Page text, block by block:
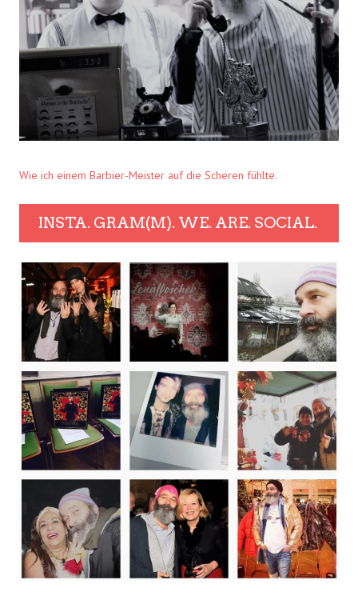
Wie ich einem Barbier-Meister auf die Scheren fühlte.
INSTA. GRAM(M). WE. ARE. SOCIAL.